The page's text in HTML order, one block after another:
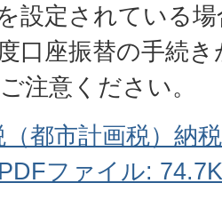
設定されている
口座振替の手続
注意ください。
（都市計画税）納
ファイル: